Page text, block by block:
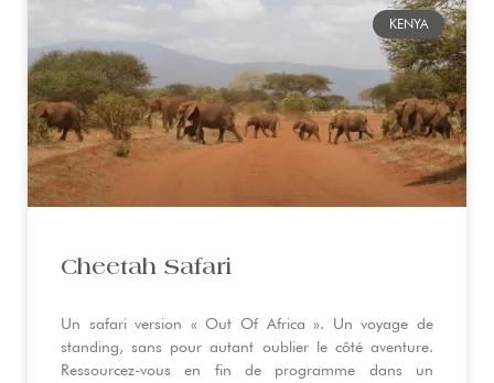
KENYA
Cheetah Safari
Un safari version « Out Of Africa ». Un voyage de
standing, sans pour autant oublier le côté aventure.
Ressourcez-vous en fin de programme dans un